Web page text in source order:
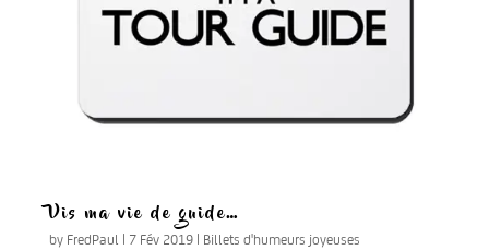
Vis ma vie de guide…
by FredPaul | 7 Fév 2019| Billets d'humeurs joyeuses